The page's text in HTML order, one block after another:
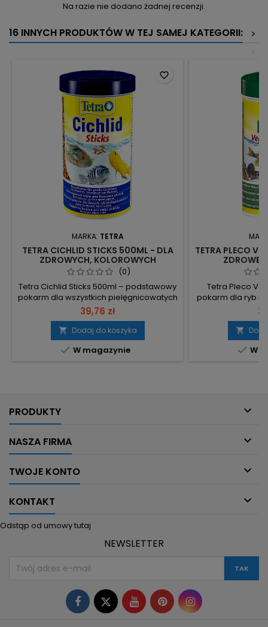
Na razie nie dodano żadnej recenzji.
16 INNYCH PRODUKTÓW W TEJ SAMEJ KATEGORII:
>
<
MARKA: TETRA
TETRA CICHLID STICKS 500ML - DLA
ZDROWYCH, KOLOROWYCH
PIELĘGNIC (0)
Tetra Cichlid Sticks 500ml – podstawowy
pokarm dla wszystkich pielęgnicowatych
i dużych ryb ozdobnych z formułą
BioActive, zgodny z naturalnymi
nawykami żywieniowymi. 500 ml / 160 g –
poręczne opakowanie, łatwe
dawkowanie. Pałeczki pływające –
39,76 zł
 Dodaj do koszyka
 W magazynie
favorite_border
TETRA PLECO
ZDROWE I
Tetra Pleco
pokarm dla ryb
zapewniający
stałą
mętnienia
110g –
porcji. Cukinia

 W
PRODUKTY 
NASZA FIRMA 
TWOJE KONTO 
KONTAKT 
Odstąp od umowy tutaj
NEWSLETTER
Facebook
TwitterYouTubePinterestInstagram